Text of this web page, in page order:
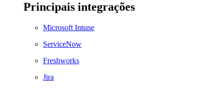
Principais integrações
Microsoft Intune
ServiceNow
Freshworks
Jira